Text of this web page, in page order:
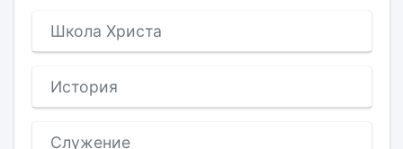
Школа Христа
История
Служение